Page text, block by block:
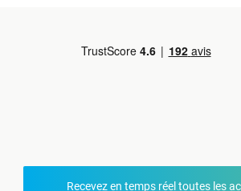
Recevez en temps réel toutes les